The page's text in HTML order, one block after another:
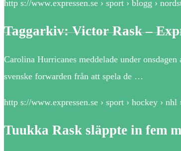
http s://www.expressen.se › sport › blogg ›
Taggarkiv: Victor Rask –
Carolina Hurricanes meddelade under
svenske forwarden från att spela de …
http s://www.expressen.se › sport › hockey ›
Tuukka Rask släppte in fem